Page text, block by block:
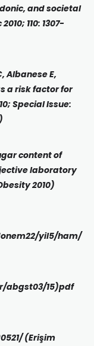
and societal
110: 1307-
Albanese E,
a risk factor for
Special Issue:
content of
laboratory
2010)
yil5/ham/
abgst03/15)pdf
(Erişim